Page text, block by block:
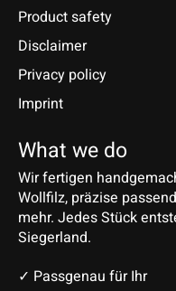
Product safety
Disclaimer
Privacy policy
Imprint
What we do
Wir fertigen
Wollfilz, präzise
mehr. Jedes Stück
Siegerland.
✓ Passgenau für Ihr